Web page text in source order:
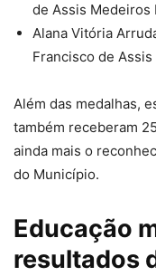
de Assis Medeiros
Alana Vitória
Francisco de
Além das medalhas,
também receberam
ainda mais o
do Município.
Educação
resultados